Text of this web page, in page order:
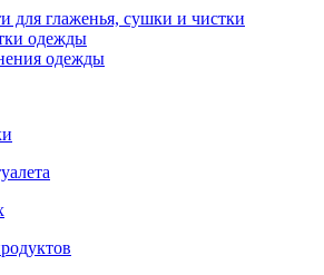
для глаженья, сушки и чистки
одежды
одежды